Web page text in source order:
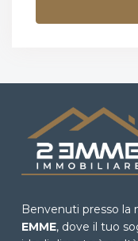
Benvenuti presso la
EMME, dove il tuo